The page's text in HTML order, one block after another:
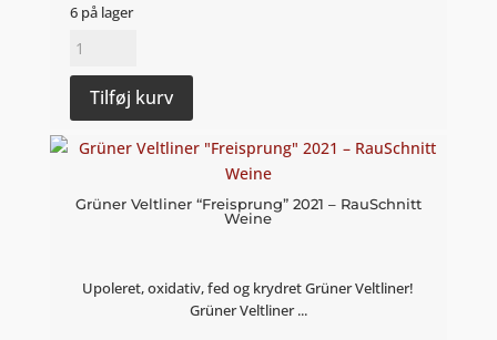
6 på lager
Riesling
Schräglage
2022
Gindorf
Tilføj kurv
Grüner Veltliner “Freisprung” 2021 – RauSchnitt
Weine
Upoleret, oxidativ, fed og krydret Grüner Veltliner!
Grüner Veltliner ...